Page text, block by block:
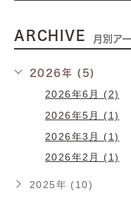
ARCHIVE 月別ア
2026年 (5)
2026年6月 (2)
2026年5月 (1)
2026年3月 (1)
2026年2月 (1)
2025年 (10)